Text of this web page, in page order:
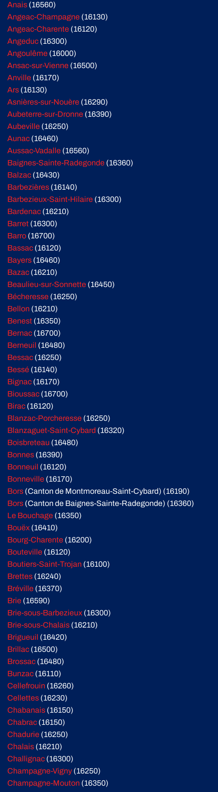
Anais (16560)
Angeac-Champagne (16130)
Angeac-Charente (16120)
Angeduc (16300)
Angoulême (16000)
Ansac-sur-Vienne (16500)
Anville (16170)
Ars (16130)
Asnières-sur-Nouère (16290)
Aubeterre-sur-Dronne (16390)
Aubeville (16250)
Aunac (16460)
Aussac-Vadalle (16560)
Baignes-Sainte-Radegonde (16360)
Balzac (16430)
Barbezières (16140)
Barbezieux-Saint-Hilaire (16300)
Bardenac (16210)
Barret (16300)
Barro (16700)
Bassac (16120)
Bayers (16460)
Bazac (16210)
Beaulieu-sur-Sonnette (16450)
Bécheresse (16250)
Bellon (16210)
Benest (16350)
Bernac (16700)
Berneuil (16480)
Bessac (16250)
Bessé (16140)
Bignac (16170)
Bioussac (16700)
Birac (16120)
Blanzac-Porcheresse (16250)
Blanzaguet-Saint-Cybard (16320)
Boisbreteau (16480)
Bonnes (16390)
Bonneuil (16120)
Bonneville (16170)
Bors (Canton de Montmoreau-Saint-Cybard) (16190)
Bors (Canton de Baignes-Sainte-Radegonde) (16360)
Le Bouchage (16350)
Bouëx (16410)
Bourg-Charente (16200)
Bouteville (16120)
Boutiers-Saint-Trojan (16100)
Brettes (16240)
Bréville (16370)
Brie (16590)
Brie-sous-Barbezieux (16300)
Brie-sous-Chalais (16210)
Brigueuil (16420)
Brillac (16500)
Brossac (16480)
Bunzac (16110)
Cellefrouin (16260)
Cellettes (16230)
Chabanais (16150)
Chabrac (16150)
Chadurie (16250)
Chalais (16210)
Challignac (16300)
Champagne-Vigny (16250)
Champagne-Mouton (16350)